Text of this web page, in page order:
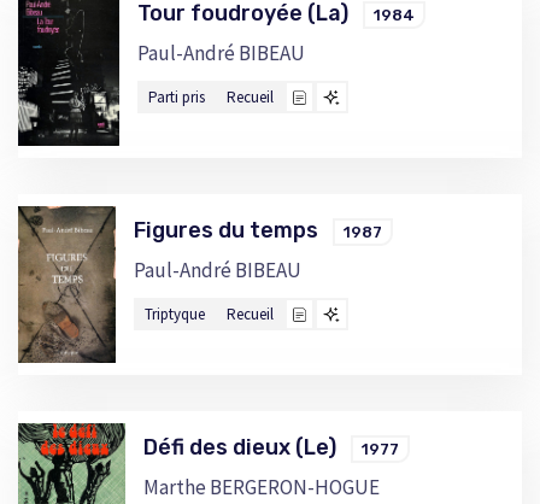
Tour foudroyée (La) 1984
Paul-André BIBEAU
Parti pris Recueil
Figures du temps 1987
Paul-André BIBEAU
Triptyque Recueil
Défi des dieux (Le) 1977
Marthe BERGERON-HOGUE